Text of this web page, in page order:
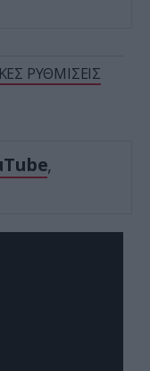
ΡΥΘΜΙΣΕΙΣ
,